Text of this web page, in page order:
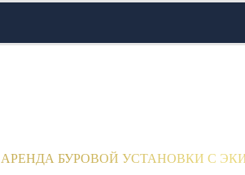
АРЕНДА БУРОВОЙ УСТАНОВКИ С